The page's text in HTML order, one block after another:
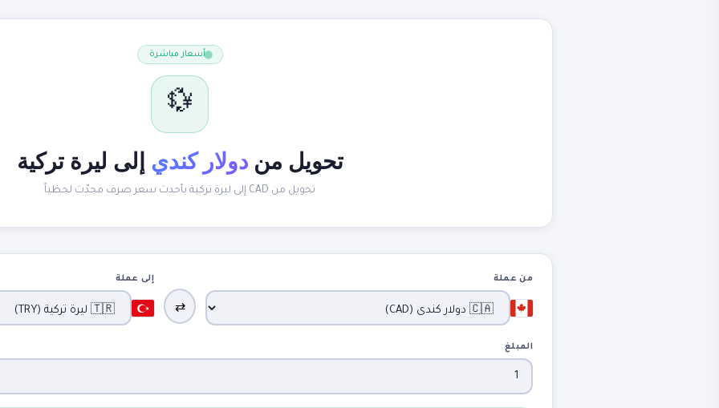
أسعار مباشرة
💱
تحويل مندولار كندي إلى ليرة تركية
تحويل من CAD إلى ليرة تركية بأحدث سعر صرف محدّث لحظياً
من عملة
⇄
إلى عملة
المبلغ